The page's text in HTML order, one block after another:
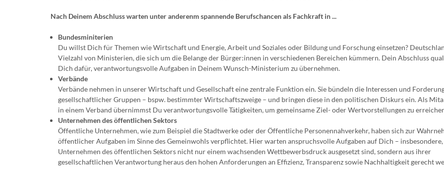
Nach Deinem Abschluss warten unter anderenm spannende Berufschancen als Fachkraft in ...
Bundesminiterien
Du willst Dich für Themen wie Wirtschaft und Energie, Arbeit und Soziales oder Bildung und Forschung einsetzen?
Vielzahl von Ministerien, die sich um die Belange der Bürger:innen in verschiedenen Bereichen kümmern. Dein Abschluss
Dich dafür, verantwortungsvolle Aufgaben in Deinem Wunsch-Ministerium zu übernehmen.
Verbände
Verbände nehmen in unserer Wirtschaft und Gesellschaft eine zentrale Funktion ein. Sie bündeln die Interessen und
gesellschaftlicher Gruppen – bspw. bestimmter Wirtschaftszweige – und bringen diese in den politischen Diskurs ein. Als
in einem Verband übernimmst Du verantwortungsvolle Tätigkeiten, um gemeinsame Ziel- oder Wertvorstellungen zu
Unternehmen des öffentlichen Sektors
Öffentliche Unternehmen, wie zum Beispiel die Stadtwerke oder der Öffentliche Personennahverkehr, haben sich zur
öffentlicher Aufgaben im Sinne des Gemeinwohls verpflichtet. Hier warten anspruchsvolle Aufgaben auf Dich –
Unternehmen des öffentlichen Sektors nicht nur einem wachsenden Wettbewerbsdruck ausgesetzt sind, sondern aus ihrer
gesellschaftlichen Verantwortung heraus den hohen Anforderungen an Effizienz, Transparenz sowie Nachhaltigkeit gerecht